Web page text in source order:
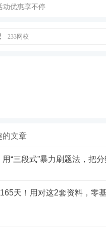
动优惠享不停
233网校
的文章
“三段式”暴力刷题法，把分
天！用对这2套资料，零